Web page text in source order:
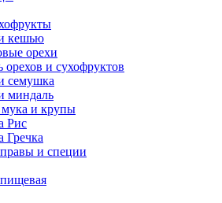
кешью
орехи
орехов и сухофруктов
семушка
миндаль
и крупы
Рис
Гречка
и специи